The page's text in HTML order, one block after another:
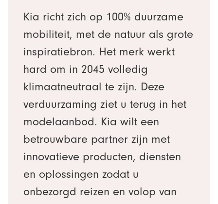
Kia richt zich op 100% duurzame
mobiliteit, met de natuur als grote
inspiratiebron. Het merk werkt
hard om in 2045 volledig
klimaatneutraal te zijn. Deze
verduurzaming ziet u terug in het
modelaanbod. Kia wilt een
betrouwbare partner zijn met
innovatieve producten, diensten
en oplossingen zodat u
onbezorgd reizen en volop van